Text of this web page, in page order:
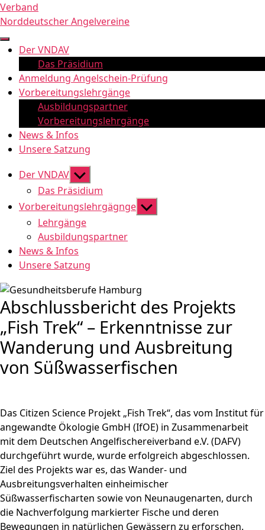
Zum
Inhalt
springen
Verband
Norddeutscher Angelvereine
Der VNDAV
Das Präsidium
Anmeldung Angelschein-Prüfung
Vorbereitungslehrgänge
Ausbildungspartner
Vorbereitungslehrgänge
News & Infos
Unsere Satzung
Der VNDAV Untermenü
anzeigen
Das Präsidium
Vorbereitungslehrgägnge Untermenü
Lehrgänge
Ausbildungspartner
News & Infos
Unsere Satzung
Abschlussbericht des Projekts
„Fish Trek“ – Erkenntnisse zur
Wanderung und Ausbreitung
von Süßwasserfischen
Das Citizen Science Projekt „Fish Trek“, das vom Institut für
angewandte Ökologie GmbH (IfOE) in Zusammenarbeit
mit dem Deutschen Angelfischereiverband e.V. (DAFV)
durchgeführt wurde, wurde erfolgreich abgeschlossen.
Ziel des Projekts war es, das Wander- und
Ausbreitungsverhalten einheimischer
Süßwasserfischarten sowie von Neunaugenarten, durch
die Nachverfolgung markierter Fische und deren
Bewegungen in natürlichen Gewässern zu erforschen.